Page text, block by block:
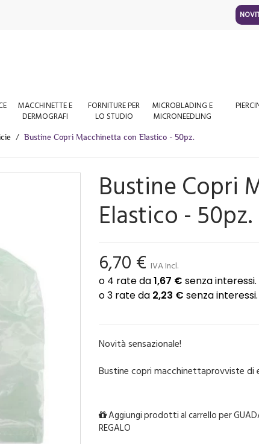
MACCHINETTE E
DERMOGRAFI
FORNITURE PER
LO STUDIO
MICROBLADING E
MICRONEEDLING
Bustine Copri Macchinetta con Elastico - 50pz.
Bustine Copri
Elastico - 50pz.
6,70 € IVA Incl.
Novità sensazionale!
Bustine copri macchinettaprovviste di
Aggiungi prodotti al carrello per
REGALO